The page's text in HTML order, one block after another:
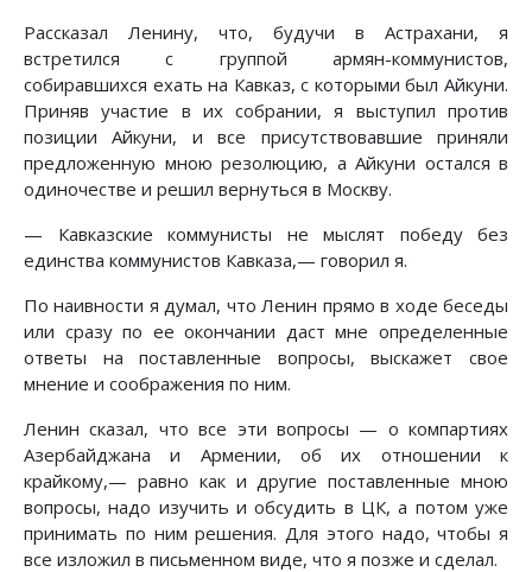
Рассказал Ленину, что, будучи в Астрахани, я
встретился с группой армян-коммунистов,
собиравшихся ехать на Кавказ, с которыми был Айкуни.
Приняв участие в их собрании, я выступил против
позиции Айкуни, и все присутствовавшие приняли
предложенную мною резолюцию, а Айкуни остался в
одиночестве и решил вернуться в Москву.
— Кавказские коммунисты не мыслят победу без
единства коммунистов Кавказа,— говорил я.
По наивности я думал, что Ленин прямо в ходе беседы
или сразу по ее окончании даст мне определенные
ответы на поставленные вопросы, выскажет свое
мнение и соображения по ним.
Ленин сказал, что все эти вопросы — о компартиях
Азербайджана и Армении, об их отношении к
крайкому,— равно как и другие поставленные мною
вопросы, надо изучить и обсудить в ЦК, а потом уже
принимать по ним решения. Для этого надо, чтобы я
все изложил в письменном виде, что я позже и сделал.